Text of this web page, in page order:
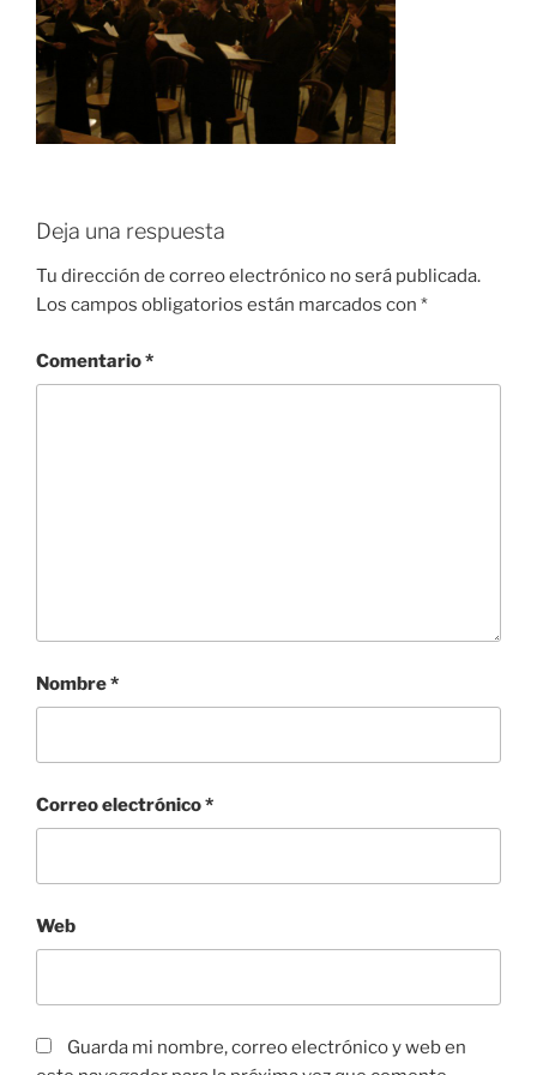
Deja una respuesta
Tu dirección de correo electrónico no será publicada.
Los campos obligatorios están marcados con *
Comentario*
Nombre*
Correo electrónico*
Web
Guarda mi nombre, correo electrónico y web en